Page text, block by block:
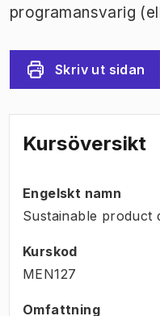
programansvarig
Skriv ut sidan
Kursöversikt
Engelskt namn
Sustainable product
Kurskod
MEN127
Omfattning